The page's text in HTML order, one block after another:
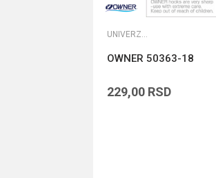
UNIVERZALNE UDICE
OWNER 50363-18
229,00 RSD